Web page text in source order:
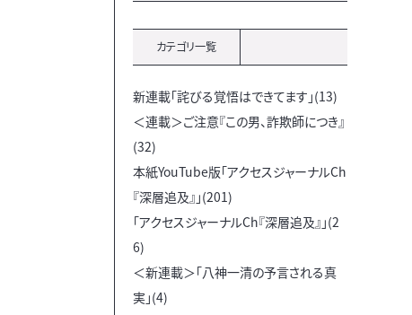
カテゴリ一覧
新連載「詫びる覚悟はできてます」(13)
＜連載＞ご注意『この男、詐欺師につき』
(32)
本紙YouTube版「アクセスジャーナルCh
『深層追及』」(201)
「アクセスジャーナルCh『深層追及』」(2
6)
＜新連載＞「八神一清の予言される真
実」(4)